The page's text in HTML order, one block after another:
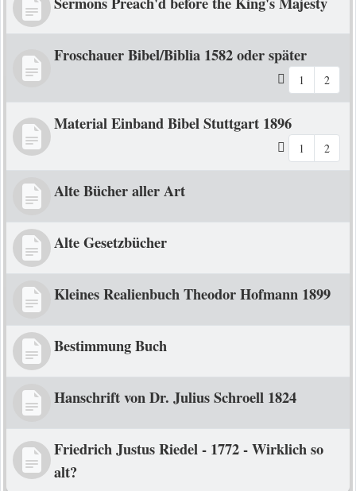
Froschauer Bibel/Biblia 1582 oder später
1 2
Material Einband Bibel Stuttgart 1896
1 2
Alte Bücher aller Art
Alte Gesetzbücher
Kleines Realienbuch Theodor Hofmann 1899
Bestimmung Buch
Hanschrift von Dr. Julius Schroell 1824
Friedrich Justus Riedel - 1772 - Wirklich so
alt?